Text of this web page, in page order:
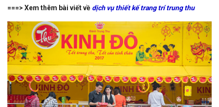
===> Xem thêm bài viết về dịch vụ thiết kế trang trí trung thu